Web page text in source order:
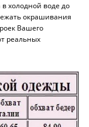
холодной воде до
окрашивания
Вашего
реальных